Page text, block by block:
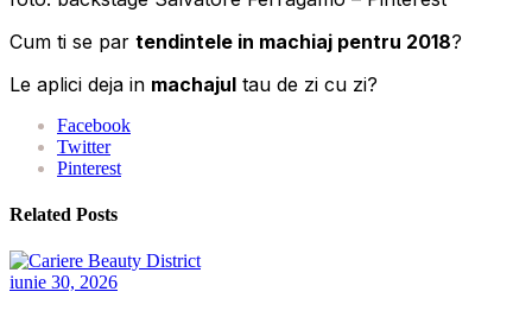
Cum ti se par tendintele in machiaj pentru 2018?
Le aplici deja in machajul tau de zi cu zi?
Facebook
Twitter
Pinterest
Related Posts
iunie 30, 2026